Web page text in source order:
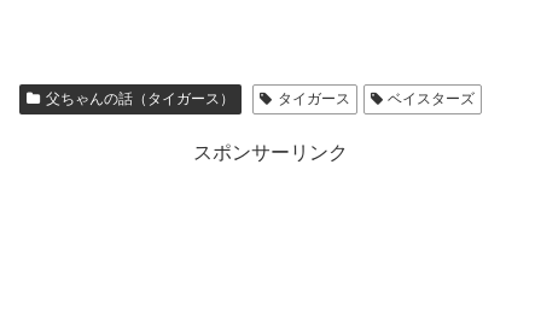
父ちゃんの話（タイガース） タイガース ベイスターズ
スポンサーリンク